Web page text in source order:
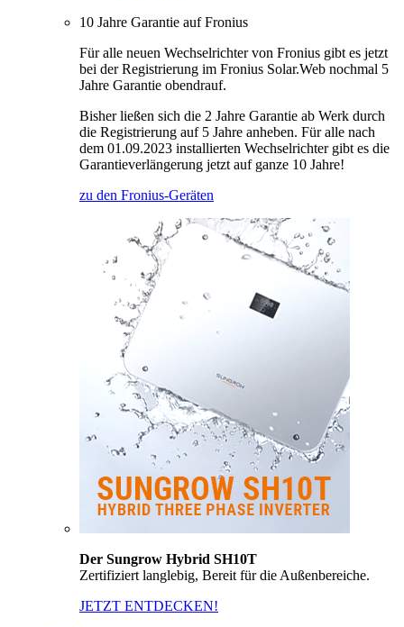
10 Jahre Garantie auf Fronius
Für alle neuen Wechselrichter von Fronius gibt es jetzt
bei der Registrierung im Fronius Solar.Web nochmal 5
Jahre Garantie obendrauf.
Bisher ließen sich die 2 Jahre Garantie ab Werk durch
die Registrierung auf 5 Jahre anheben. Für alle nach
dem 01.09.2023 installierten Wechselrichter gibt es die
Garantieverlängerung jetzt auf ganze 10 Jahre!
zu den Fronius-Geräten
Der Sungrow Hybrid SH10T
Zertifiziert langlebig, Bereit für die Außenbereiche.
JETZT ENTDECKEN!